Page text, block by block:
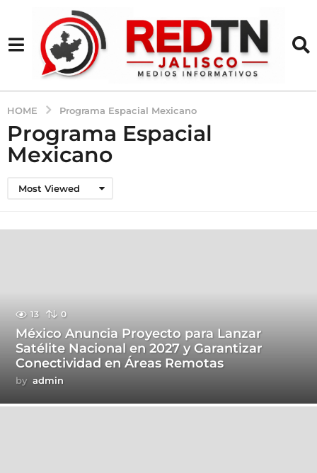
HOME Programa Espacial Mexicano
Programa Espacial
Mexicano
Most Viewed
13 0
México Anuncia Proyecto para Lanzar
Satélite Nacional en 2027 y Garantizar
Conectividad en Áreas Remotas
by admin